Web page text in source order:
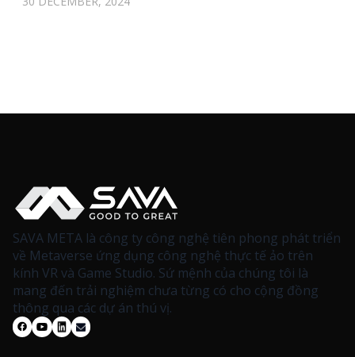
SAVA META là công ty công nghệ tiên phong phát triển
về Metaverse ứng dụng công nghệ thực tế ảo trên
kính VR và Game Studio. Sứ mệnh của chúng tôi là
mang đến trải nghiệm chưa từng có cho cộng đồng
thông qua các dự án thú vị.